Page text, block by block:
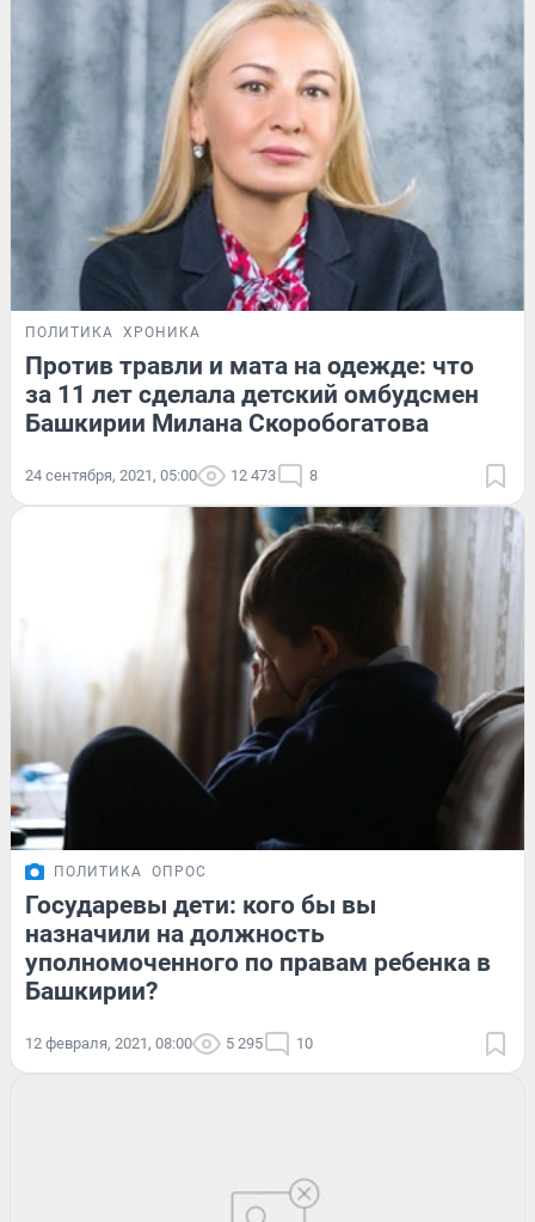
ПОЛИТИКА ХРОНИКА
Против травли и мата на одежде: что
за 11 лет сделала детский омбудсмен
Башкирии Милана Скоробогатова
24 сентября, 2021, 05:00 12 473 8
ПОЛИТИКА ОПРОС
Государевы дети: кого бы вы
назначили на должность
уполномоченного по правам ребенка в
Башкирии?
12 февраля, 2021, 08:00 5 295 10